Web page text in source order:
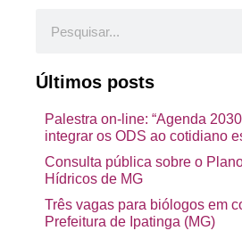
Últimos posts
Palestra on-line: “Agenda
integrar os ODS ao cotidiano
Consulta pública sobre o
Hídricos de MG
Três vagas para biólogos em
Prefeitura de Ipatinga (MG)